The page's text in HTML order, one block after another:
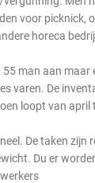
voor picknick,
horeca
man aan maar
varen. De
loopt van april
De taken zijn
Du er